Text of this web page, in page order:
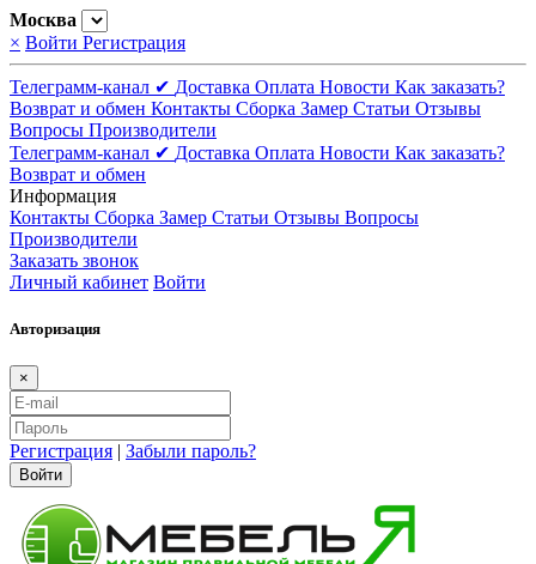
Москва
× Войти Регистрация
Телеграмм-канал ✔ Доставка Оплата Новости Как заказать?
Возврат и обмен Контакты Сборка Замер Статьи Отзывы
Вопросы Производители
Телеграмм-канал ✔ Доставка Оплата Новости Как заказать?
Возврат и обмен
Информация
Контакты Сборка Замер Статьи Отзывы Вопросы
Производители
Заказать звонок
Личный кабинет Войти
Авторизация
×
Регистрация | Забыли пароль?
Войти